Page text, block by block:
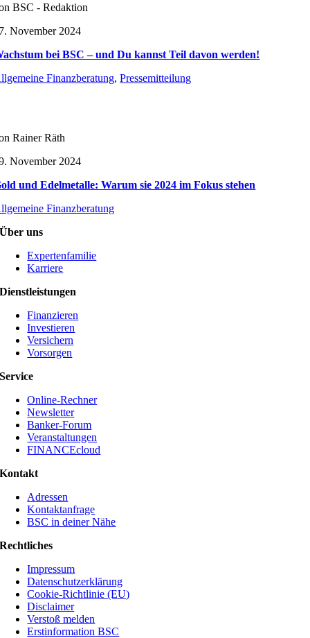
BSC - Redaktion
November 2024
bei BSC – und Du kannst Teil davon werden!
Finanzberatung,Pressemitteilung
Rainer Räth
November 2024
und Edelmetalle: Warum sie 2024 im Fokus stehen
Finanzberatung
Über uns
Expertenfamilie
Karriere
Dienstleistungen
Finanzieren
Investieren
Versichern
Vorsorgen
Service
Online-Rechner
Newsletter
Banker-Forum
Veranstaltungen
FINANCEcloud
Kontakt
Adressen
Kontaktanfrage
BSC in deiner Nähe
Rechtliches
Impressum
Datenschutzerklärung
Cookie-Richtlinie (EU)
Disclaimer
Verstoß melden
Erstinformation BSC